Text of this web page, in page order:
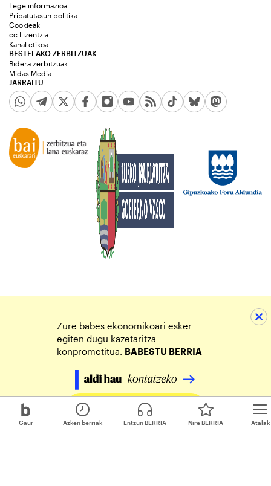
Gaur Atalak
Azken berriak Entzun BERRIA Nire BERRIA
JARRAITU
Lege informazioa
Pribatutasun politika
Cookieak
cc Lizentzia
Kanal etikoa
BESTELAKO ZERBITZUAK
Bidera zerbitzuak
Midas Media
Zure babes ekonomikoari esker
egiten dugu kazetaritza
konprometitua. BABESTU BERRIA
Egin zure ekarpena